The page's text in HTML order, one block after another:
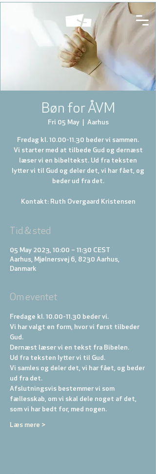
Bøn for ÅVM
Fri 05 May
  |
Aarhus
Fredag kl. 10.00-11.30 beder vi sammen.
Vi starter med at tilbede Gud og dernæst
læser vi en bibeltekst. Ud fra teksten
lytter vi til Gud og deler det, vi har fået, og
beder ud fra det.
Kontakt: Ruth Overgaard Kristensen
Tid & sted
05 May 2023, 10:00 – 11:30 CEST
Aarhus, Mjølnersvej 6, 8230 Aarhus,
Danmark
Om eventet
Fredage kl. 10.00-11.30 beder vi.
Vi har valgt en form, hvor vi først tilbeder
Gud.
Dernæst læser vi en tekst fra Bibelen.
Ud fra teksten lytter vi til Gud.
Vi samles og deler det, vi har fået, og beder
ud fra det.
Afslutningsvis bestemmer vi som
fællesskab, om vi skal dele noget af det,
som vi har bedt for, med nogen.
Læs mere >